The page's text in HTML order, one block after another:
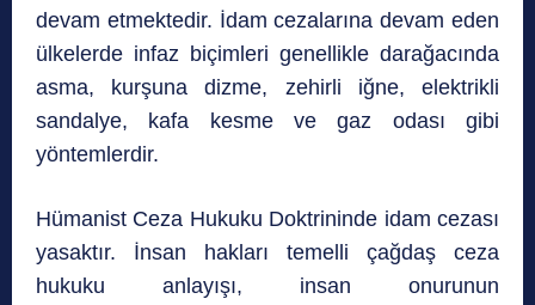
devam etmektedir. İdam cezalarına devam eden
ülkelerde infaz biçimleri genellikle darağacında
asma, kurşuna dizme, zehirli iğne, elektrikli
sandalye, kafa kesme ve gaz odası gibi
yöntemlerdir.
Hümanist Ceza Hukuku Doktrininde idam cezası
yasaktır. İnsan hakları temelli çağdaş ceza
hukuku anlayışı, insan onurunun